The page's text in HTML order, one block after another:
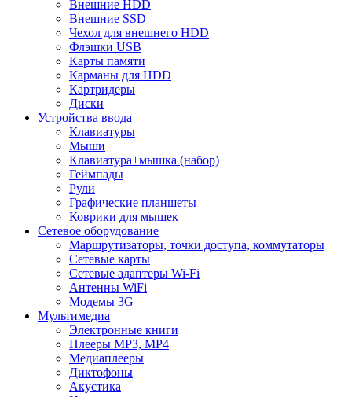
Внешние HDD
Внешние SSD
Чехол для внешнего HDD
Флэшки USB
Карты памяти
Карманы для HDD
Картридеры
Диски
Устройства ввода
Клавиатуры
Мыши
Клавиатура+мышка (набор)
Геймпады
Рули
Графические планшеты
Коврики для мышек
Сетевое оборудование
Маршрутизаторы, точки доступа, коммутаторы
Сетевые карты
Сетевые адаптеры Wi-Fi
Антенны WiFi
Модемы 3G
Мультимедиа
Электронные книги
Плееры MP3, MP4
Медиаплееры
Диктофоны
Акустика